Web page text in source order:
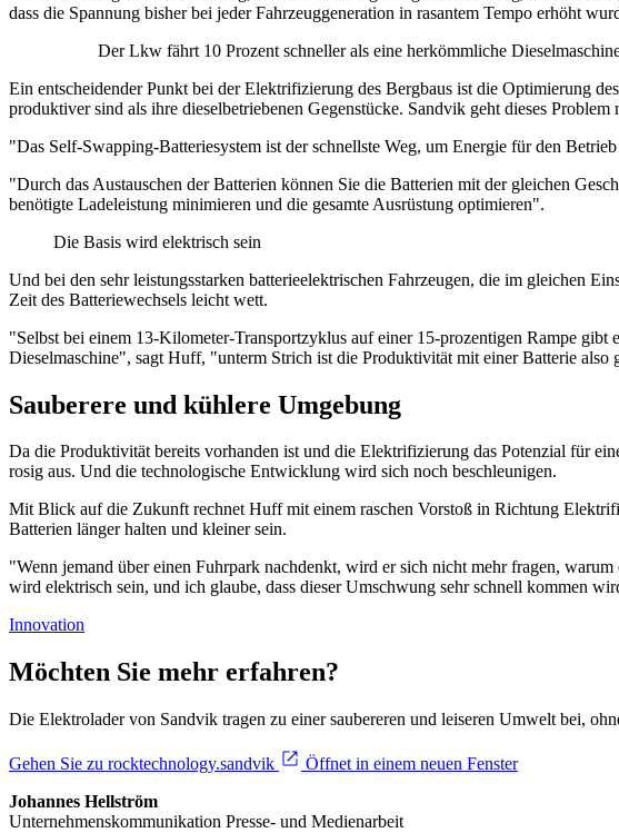
dass die Spannung bisher bei jeder Fahrzeuggeneration in rasantem Tempo erhöht
Der Lkw fährt 10 Prozent schneller als eine herkömmliche
Ein entscheidender Punkt bei der Elektrifizierung des Bergbaus ist die Optimierung
produktiver sind als ihre dieselbetriebenen Gegenstücke. Sandvik geht dieses
"Das Self-Swapping-Batteriesystem ist der schnellste Weg, um Energie für den
"Durch das Austauschen der Batterien können Sie die Batterien mit der gleichen
benötigte Ladeleistung minimieren und die gesamte Ausrüstung optimieren".
Die Basis wird elektrisch sein
Und bei den sehr leistungsstarken batterieelektrischen Fahrzeugen, die im gleichen
Zeit des Batteriewechsels leicht wett.
"Selbst bei einem 13-Kilometer-Transportzyklus auf einer 15-prozentigen Rampe
Dieselmaschine", sagt Huff, "unterm Strich ist die Produktivität mit einer Batterie also
Sauberere und kühlere Umgebung
Da die Produktivität bereits vorhanden ist und die Elektrifizierung das Potenzial für
rosig aus. Und die technologische Entwicklung wird sich noch beschleunigen.
Mit Blick auf die Zukunft rechnet Huff mit einem raschen Vorstoß in Richtung
Batterien länger halten und kleiner sein.
"Wenn jemand über einen Fuhrpark nachdenkt, wird er sich nicht mehr fragen,
wird elektrisch sein, und ich glaube, dass dieser Umschwung sehr schnell kommen
Innovation
Möchten Sie mehr erfahren?
Die Elektrolader von Sandvik tragen zu einer saubereren und leiseren Umwelt bei,
Gehen Sie zu rocktechnology.sandvik
Öffnet in einem neuen Fenster
Johannes Hellström
Unternehmenskommunikation Presse- und Medienarbeit